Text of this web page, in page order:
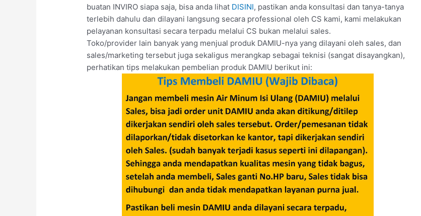
buatan INVIRO siapa saja, bisa anda lihat DISINI, pastikan anda konsultasi dan tanya-tanya
terlebih dahulu dan dilayani langsung secara professional oleh CS kami, kami melakukan
pelayanan konsultasi secara terpadu melalui CS bukan melalui sales.
Toko/provider lain banyak yang menjual produk DAMIU-nya yang dilayani oleh sales, dan
sales/marketing tersebut juga sekaligus merangkap sebagai teknisi (sangat disayangkan),
perhatikan tips melakukan pembelian produk DAMIU berikut ini: